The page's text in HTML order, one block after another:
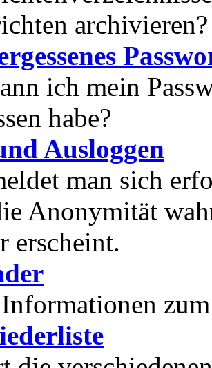
archivieren?
ich mein
habe?
Ausloggen
man sich
Anonymität
erscheint.